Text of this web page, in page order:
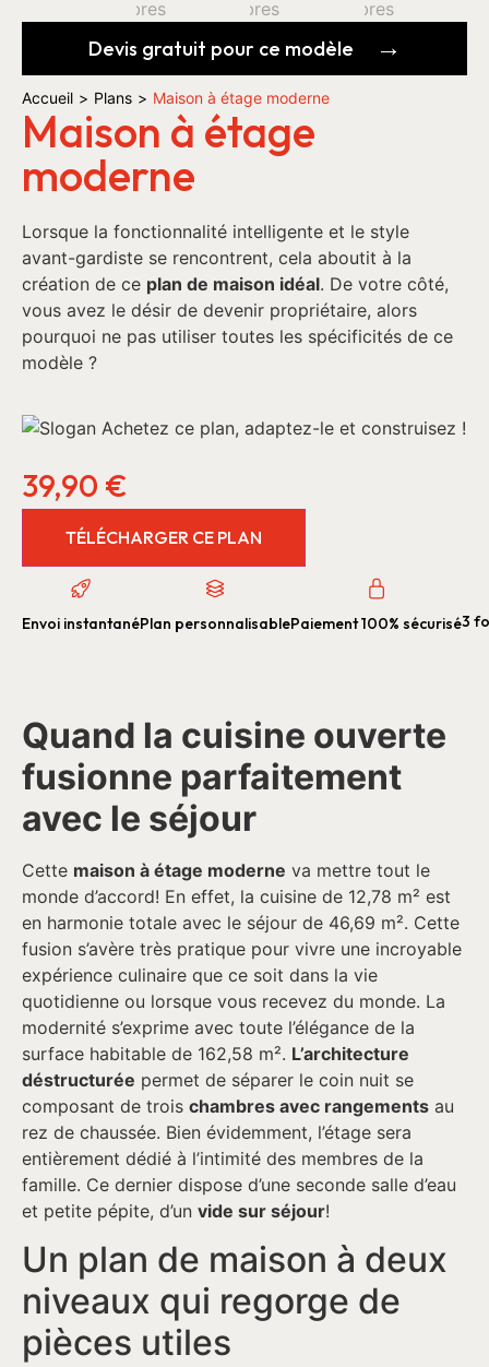
Devis gratuit pour ce modèle
Accueil > Plans > Maison à étage moderne
Maison à étage
moderne
Lorsque la fonctionnalité intelligente et le style
avant-gardiste se rencontrent, cela aboutit à la
création de ce plan de maison idéal. De votre côté,
vous avez le désir de devenir propriétaire, alors
pourquoi ne pas utiliser toutes les spécificités de ce
modèle ?
39,90 €
TÉLÉCHARGER CE PLAN
Envoi instantanéPlan personnalisablePaiement 100% sécurisé3
Quand la cuisine ouverte
fusionne parfaitement
avec le séjour
Cette maison à étage moderne va mettre tout le
monde d’accord! En effet, la cuisine de 12,78 m² est
en harmonie totale avec le séjour de 46,69 m². Cette
fusion s’avère très pratique pour vivre une incroyable
expérience culinaire que ce soit dans la vie
quotidienne ou lorsque vous recevez du monde. La
modernité s’exprime avec toute l’élégance de la
surface habitable de 162,58 m². L’architecture
déstructurée permet de séparer le coin nuit se
composant de trois chambres avec rangements au
rez de chaussée. Bien évidemment, l’étage sera
entièrement dédié à l’intimité des membres de la
famille. Ce dernier dispose d’une seconde salle d’eau
et petite pépite, d’un vide sur séjour!
Un plan de maison à deux
niveaux qui regorge de
pièces utiles